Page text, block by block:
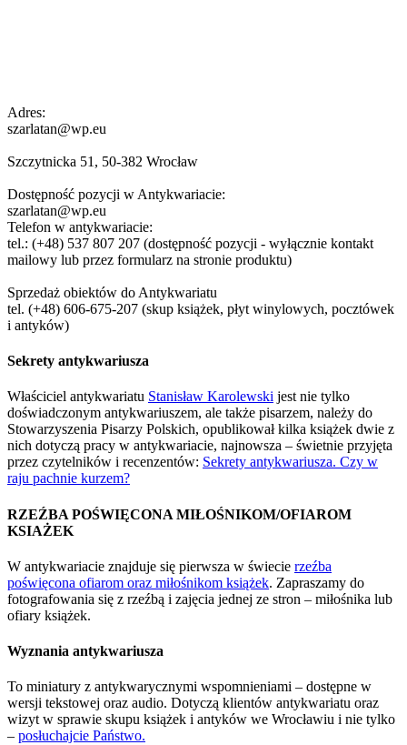
Adres:
szarlatan@wp.eu
Szczytnicka 51, 50-382 Wrocław
Dostępność pozycji w Antykwariacie:
szarlatan@wp.eu
Telefon w antykwariacie:
tel.: (+48) 537 807 207 (dostępność pozycji - wyłącznie kontakt
mailowy lub przez formularz na stronie produktu)
Sprzedaż obiektów do Antykwariatu
tel. (+48) 606-675-207 (skup książek, płyt winylowych, pocztówek
i antyków)
Sekrety antykwariusza
Właściciel antykwariatu Stanisław Karolewski jest nie tylko
doświadczonym antykwariuszem, ale także pisarzem, należy do
Stowarzyszenia Pisarzy Polskich, opublikował kilka książek dwie z
nich dotyczą pracy w antykwariacie, najnowsza – świetnie przyjęta
przez czytelników i recenzentów: Sekrety antykwariusza. Czy w
raju pachnie kurzem?
RZEŹBA POŚWIĘCONA MIŁOŚNIKOM/OFIAROM
KSIAŻEK
W antykwariacie znajduje się pierwsza w świecie rzeźba
poświęcona ofiarom oraz miłośnikom książek. Zapraszamy do
fotografowania się z rzeźbą i zajęcia jednej ze stron – miłośnika lub
ofiary książek.
Wyznania antykwariusza
To miniatury z antykwarycznymi wspomnieniami – dostępne w
wersji tekstowej oraz audio. Dotyczą klientów antykwariatu oraz
wizyt w sprawie skupu książek i antyków we Wrocławiu i nie tylko
– posłuchajcie Państwo.